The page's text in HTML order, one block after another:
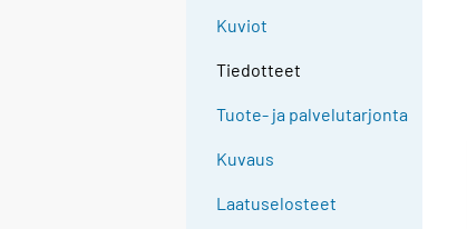
Kuviot
Tiedotteet
Tuote- ja palvelutarjonta
Kuvaus
Laatuselosteet